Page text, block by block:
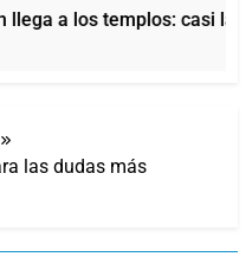
a los templos: casi la
las dudas más